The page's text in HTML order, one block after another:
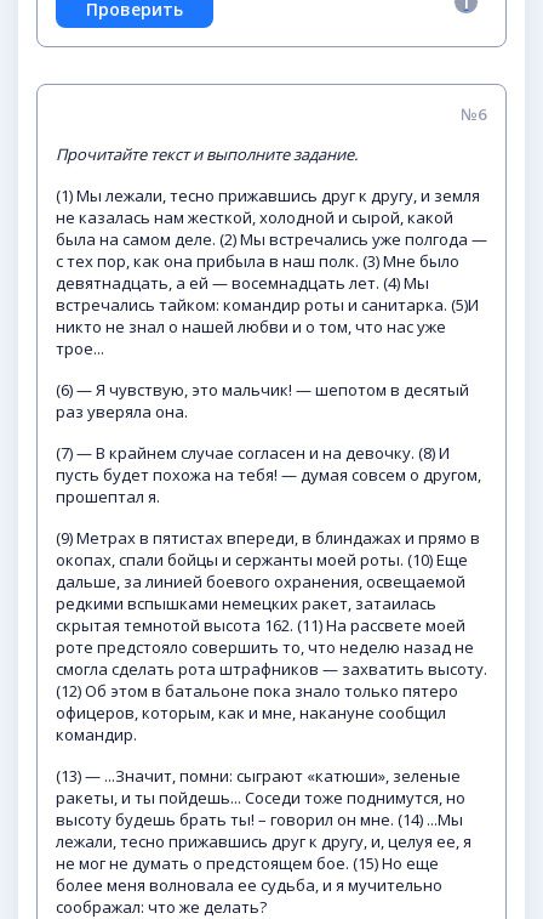
№6
Прочитайте текст и выполнитезадание.
(1) Мы лежали, тесно прижавшись друг к другу, и земля
не казалась нам жесткой, холодной и сырой, какой
была на самом деле. (2) Мы встречались уже полгода —
с тех пор, как она прибыла в наш полк. (3) Мне было
девятнадцать, а ей — восемнадцать лет. (4) Мы
встречались тайком: командир роты и санитарка. (5)И
никто не знал о нашей любви и о том, что нас уже
трое...
(6) — Я чувствую, это мальчик! — шепотом в десятый
раз уверяла она.
(7) — В крайнем случае согласен и на девочку. (8) И
пусть будет похожа на тебя! — думая совсем о другом,
прошептал я.
(9) Метрах в пятистах впереди, в блиндажах и прямо в
окопах, спали бойцы и сержанты моей роты. (10) Еще
дальше, за линией боевого охранения, освещаемой
редкими вспышками немецких ракет, затаилась
скрытая темнотой высота 162. (11) На рассвете моей
роте предстояло совершить то, что неделю назад не
смогла сделать рота штрафников — захватить высоту.
(12) Об этом в батальоне пока знало только пятеро
офицеров, которым, как и мне, накануне сообщил
командир.
(13) — ...Значит, помни: сыграют «катюши», зеленые
ракеты, и ты пойдешь... Соседи тоже поднимутся, но
высоту будешь брать ты! – говорил он мне. (14) ...Мы
лежали, тесно прижавшись друг к другу, и, целуя ее, я
не мог не думать о предстоящем бое. (15) Но еще
более меня волновала ее судьба, и я мучительно
соображал: что же делать?